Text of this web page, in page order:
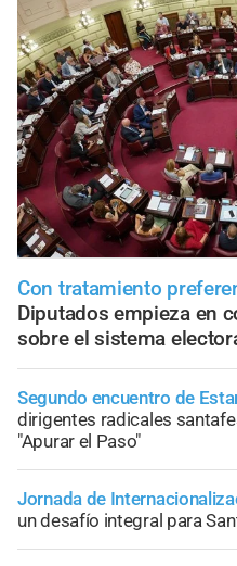
Con tratamiento
Diputados empieza en
sobre el sistema
Segundo encuentro de
dirigentes radicales
"Apurar el Paso"
Jornada de
un desafío integral para